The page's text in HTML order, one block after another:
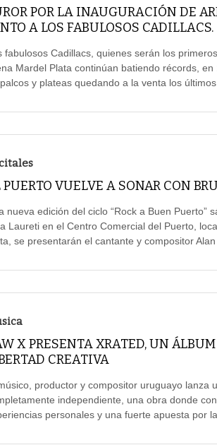
POR LA INAUGURACIÓN DE
A LOS FABULOSOS CADILLACS.
fabulosos Cadillacs, quienes serán los
Mardel Plata continúan batiendo récords,
y plateas quedando a la venta los
PUERTO VUELVE A SONAR CON
nueva edición del ciclo “Rock a Buen Puerto”
Laureti en el Centro Comercial del Puerto,
se presentarán el cantante y compositor
X PRESENTA XRATED, UN
CREATIVA
productor y compositor uruguayo lanza
independiente, una obra donde
personales y una fuerte apuesta por